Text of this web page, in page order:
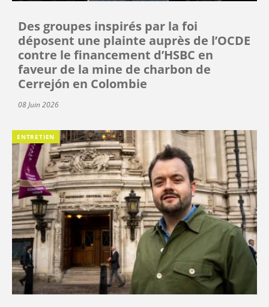
Des groupes inspirés par la foi
déposent une plainte auprès de l’OCDE
contre le financement d’HSBC en
faveur de la mine de charbon de
Cerrejón en Colombie
08 Juin 2026
ENTRETIEN